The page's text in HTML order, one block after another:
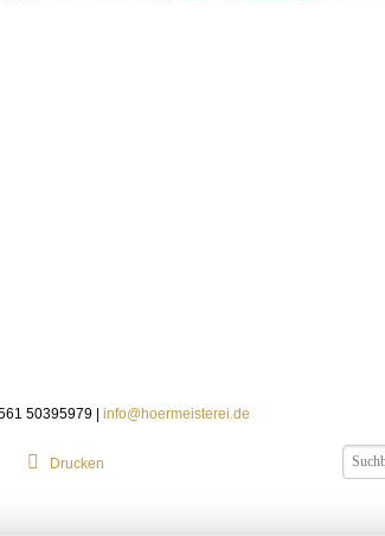
50395979 | info@hoermeisterei.de
Drucken